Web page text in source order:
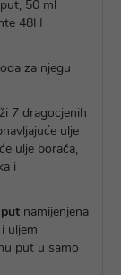
50 ml
48H
za njegu
7 dragocjenih
ulje
ulje borača,
i
namijenjena
uljem
put u samo